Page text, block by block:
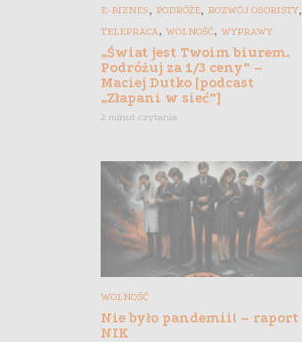
E-BIZNES, PODRÓŻE, ROZWÓJ OSOBISTY,
TELEPRACA, WOLNOŚĆ, WYPRAWY
„Świat jest Twoim biurem.
Podróżuj za 1/3 ceny” –
Maciej Dutko [podcast
„Złapani w sieć”]
2 minut czytania
WOLNOŚĆ
Nie było pandemii! – raport
NIK